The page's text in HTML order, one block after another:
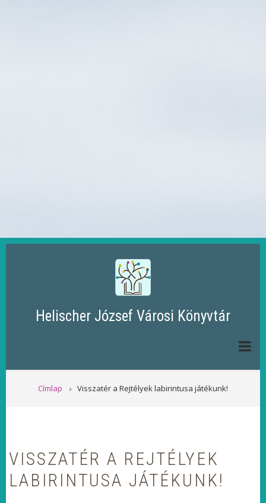
Helischer József Városi Könyvtár
MORZSA
Címlap Visszatér a Rejtélyek labirintusa játékunk!
VISSZATÉR A REJTÉLYEK
LABIRINTUSA JÁTÉKUNK!